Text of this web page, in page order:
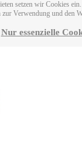
setzen wir Cookies
zur Verwendung und den
Nur essenzielle